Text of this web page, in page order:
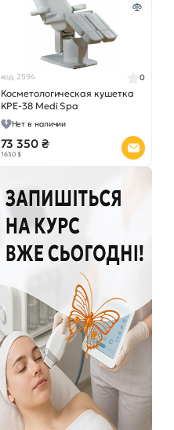
код 2594
Косметологическая кушетка
KPE-38 Medi Spa
0
Нет в наличии
73 350 ₴
1 630 $